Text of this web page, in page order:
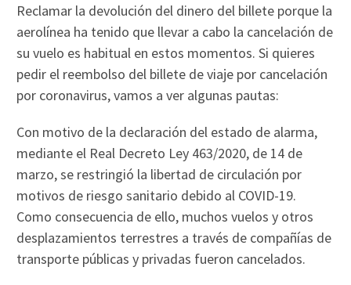
Reclamar la devolución del dinero del billete porque la
aerolínea ha tenido que llevar a cabo la cancelación de
su vuelo es habitual en estos momentos. Si quieres
pedir el reembolso del billete de viaje por cancelación
por coronavirus, vamos a ver algunas pautas:
Con motivo de la declaración del estado de alarma,
mediante el Real Decreto Ley 463/2020, de 14 de
marzo, se restringió la libertad de circulación por
motivos de riesgo sanitario debido al COVID-19.
Como consecuencia de ello, muchos vuelos y otros
desplazamientos terrestres a través de compañías de
transporte públicas y privadas fueron cancelados.